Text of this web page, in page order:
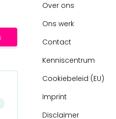
Over ons
Ons werk
Contact
Kenniscentrum
Cookiebeleid (EU)
Imprint
Disclaimer